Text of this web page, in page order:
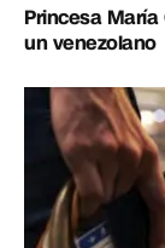
Princesa
un venezolano